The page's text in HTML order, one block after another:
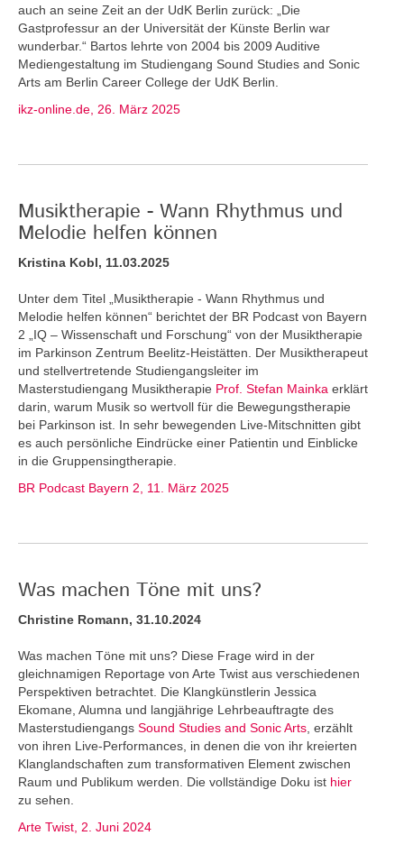
auch an seine Zeit an der UdK Berlin zurück: „Die
Gastprofessur an der Universität der Künste Berlin war
wunderbar.“ Bartos lehrte von 2004 bis 2009 Auditive
Mediengestaltung im Studiengang Sound Studies and Sonic
Arts am Berlin Career College der UdK Berlin.
ikz-online.de, 26. März 2025
Musiktherapie - Wann Rhythmus und
Melodie helfen können
Kristina Kobl, 11.03.2025
Unter dem Titel „Musiktherapie - Wann Rhythmus und
Melodie helfen können“ berichtet der BR Podcast von Bayern
2 „IQ – Wissenschaft und Forschung“ von der Musiktherapie
im Parkinson Zentrum Beelitz-Heistätten. Der Musiktherapeut
und stellvertretende Studiengangsleiter im
Masterstudiengang Musiktherapie Prof. Stefan Mainka erklärt
darin, warum Musik so wertvoll für die Bewegungstherapie
bei Parkinson ist. In sehr bewegenden Live-Mitschnitten gibt
es auch persönliche Eindrücke einer Patientin und Einblicke
in die Gruppensingtherapie.
BR Podcast Bayern 2, 11. März 2025
Was machen Töne mit uns?
Christine Romann, 31.10.2024
Was machen Töne mit uns? Diese Frage wird in der
gleichnamigen Reportage von Arte Twist aus verschiedenen
Perspektiven betrachtet. Die Klangkünstlerin Jessica
Ekomane, Alumna und langjährige Lehrbeauftragte des
Masterstudiengangs Sound Studies and Sonic Arts , erzählt
von ihren Live-Performances, in denen die von ihr kreierten
Klanglandschaften zum transformativen Element zwischen
Raum und Publikum werden. Die vollständige Doku ist hier
zu sehen.
Arte Twist, 2. Juni 2024